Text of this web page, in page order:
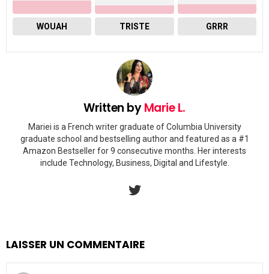
WOUAH TRISTE GRRR
Written byMarie L.
Mariei is a French writer graduate of Columbia University
graduate school and bestselling author and featured as a #1
Amazon Bestseller for 9 consecutive months. Her interests
include Technology, Business, Digital and Lifestyle.
LAISSER UN COMMENTAIRE